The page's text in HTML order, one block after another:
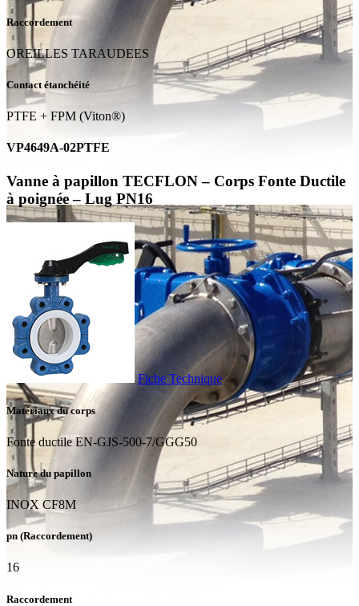
Raccordement
OREILLES TARAUDEES
Contact étanchéité
PTFE + FPM (Viton®)
VP4649A-02PTFE
Vanne à papillon TECFLON – Corps Fonte Ductile
à poignée – Lug PN16
Fiche Technique
Matériaux du corps
Fonte ductile EN-GJS-500-7/GGG50
Nature du papillon
INOX CF8M
pn (Raccordement)
16
Raccordement